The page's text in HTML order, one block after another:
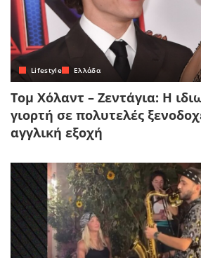
Lifestyle Ελλάδα
Τομ Χόλαντ – Ζεντάγια: Η
γιορτή σε πολυτελές
αγγλική εξοχή